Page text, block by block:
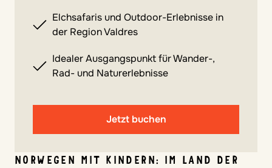
Elchsafaris und Outdoor-Erlebnisse in
der Region Valdres
Idealer Ausgangspunkt für Wander-,
Rad- und Naturerlebnisse
Jetzt buchen
NORWEGEN MIT KINDERN: IM LAND DER